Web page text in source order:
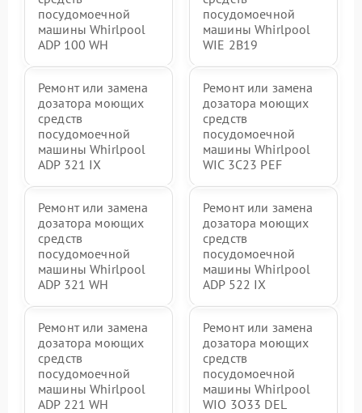
посудомоечной
машины Whirlpool
ADP 100 WH
посудомоечной
машины Whirlpool
WIE 2B19
Ремонт или замена
дозатора моющих
средств
посудомоечной
машины Whirlpool
ADP 321 IX
Ремонт или замена
дозатора моющих
средств
посудомоечной
машины Whirlpool
WIC 3C23 PEF
Ремонт или замена
дозатора моющих
средств
посудомоечной
машины Whirlpool
ADP 321 WH
Ремонт или замена
дозатора моющих
средств
посудомоечной
машины Whirlpool
ADP 522 IX
Ремонт или замена
дозатора моющих
средств
посудомоечной
машины Whirlpool
ADP 221 WH
Ремонт или замена
дозатора моющих
средств
посудомоечной
машины Whirlpool
WIO 3O33 DEL